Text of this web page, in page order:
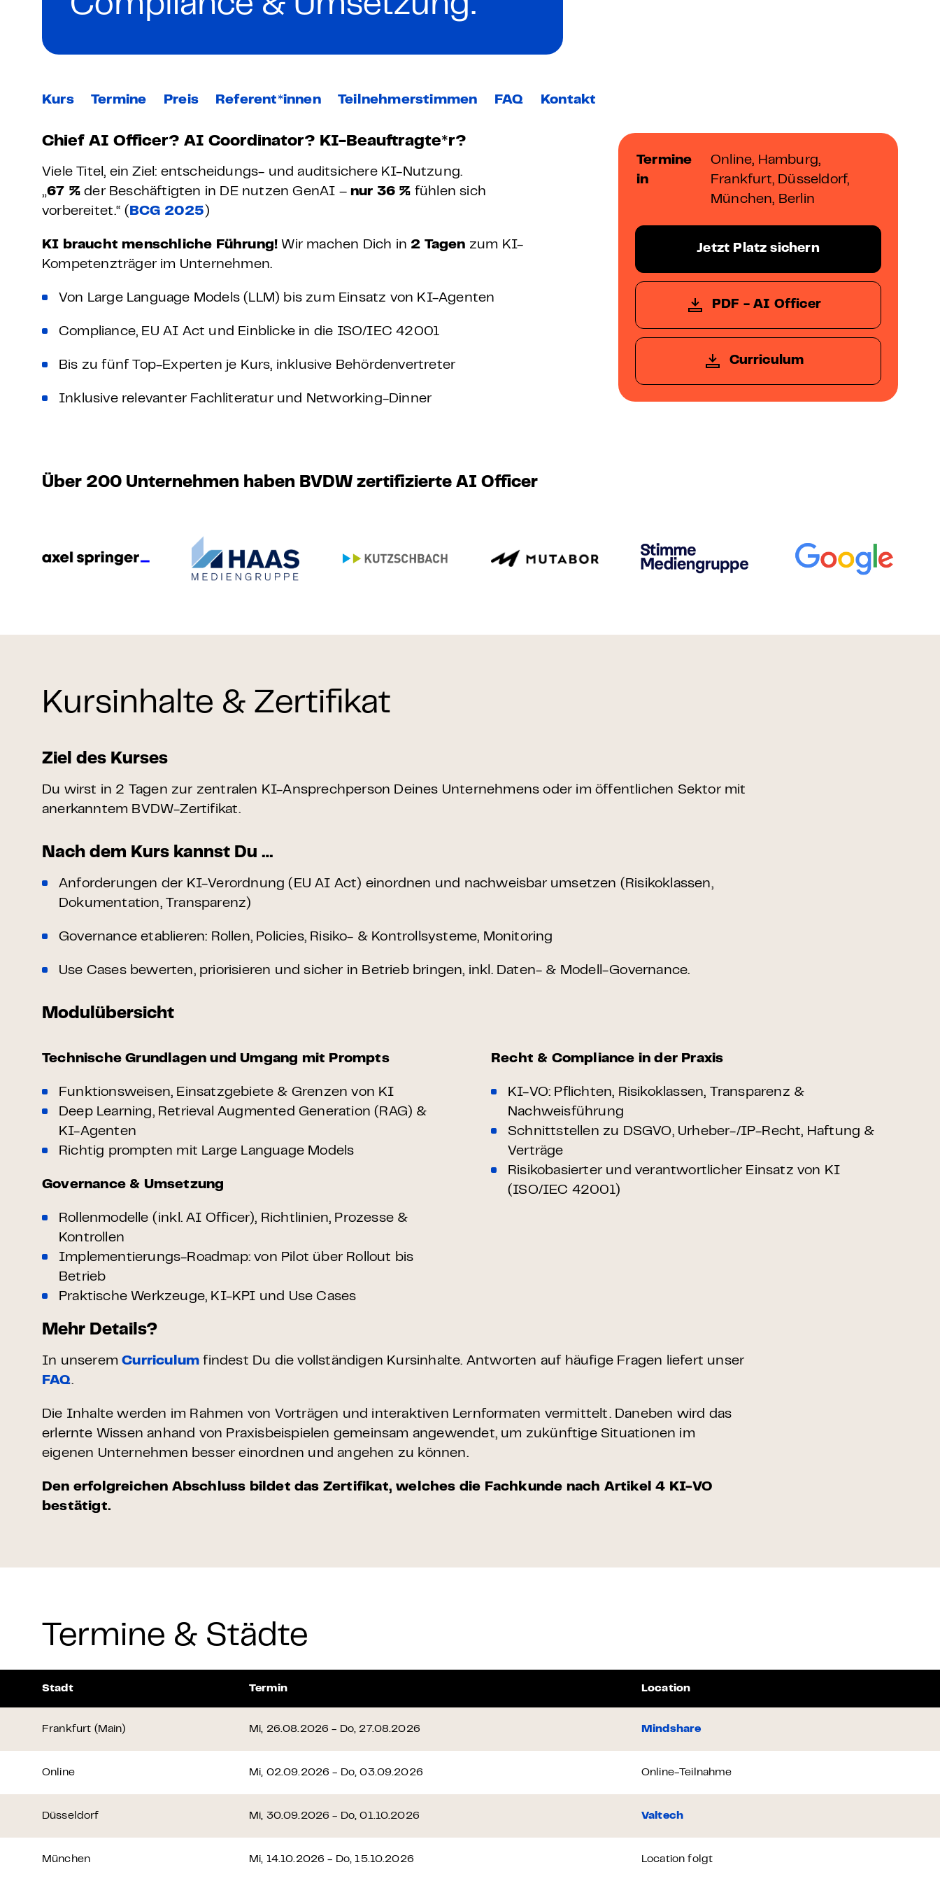
Weitere
Product Design Bootcamp
Product Management Bootcamp
Compliance & Umsetzung.
Kurs Termine Preis Referent*innen Teilnehmerstimmen FAQ Kontakt
Chief AI Officer? AI Coordinator? KI-Beauftragte*r?
Viele Titel, ein Ziel: entscheidungs- und auditsichere KI-Nutzung.
„67 % der Beschäftigten in DE nutzen GenAI –nur 36 % fühlen sich
vorbereitet.“ ( BCG 2025 )
KI braucht menschliche Führung! Wir machen Dich in 2 Tagen zum KI-
Kompetenzträger im Unternehmen.
Von Large Language Models (LLM) bis zum Einsatz von KI-Agenten
Compliance, EU AI Act und Einblicke in die ISO/IEC 42001
Bis zu fünf Top-Experten je Kurs, inklusive Behördenvertreter
Inklusive relevanter Fachliteratur und Networking-Dinner
Termine
in
Online, Hamburg,
Frankfurt, Düsseldorf,
München, Berlin
Jetzt Platz sichern
PDF - AI Officer
Curriculum
Über 200 Unternehmen haben BVDW zertifizierte AI Officer
Kursinhalte & Zertifikat
Ziel des Kurses
Du wirst in 2 Tagen zur zentralen KI-Ansprechperson Deines Unternehmens oder im öffentlichen Sektor mit
anerkanntem BVDW-Zertifikat.
Nach dem Kurs kannst Du …
Anforderungen der KI-Verordnung (EU AI Act) einordnen und nachweisbar umsetzen (Risikoklassen,
Dokumentation, Transparenz)
Governance etablieren: Rollen, Policies, Risiko- & Kontrollsysteme, Monitoring
Use Cases bewerten, priorisieren und sicher in Betrieb bringen, inkl. Daten- & Modell-Governance.
Modulübersicht
Technische Grundlagen und Umgang mit Prompts
Funktionsweisen, Einsatzgebiete & Grenzen von KI
Deep Learning, Retrieval Augmented Generation (RAG) &
KI-Agenten
Richtig prompten mit Large Language Models
Governance & Umsetzung
Rollenmodelle (inkl. AI Officer), Richtlinien, Prozesse &
Kontrollen
Implementierungs-Roadmap: von Pilot über Rollout bis
Betrieb
Praktische Werkzeuge, KI-KPI und Use Cases
Recht & Compliance in der Praxis
KI-VO: Pflichten, Risikoklassen, Transparenz &
Nachweisführung
Schnittstellen zu DSGVO, Urheber-/IP-Recht, Haftung &
Verträge
Risikobasierter und verantwortlicher Einsatz von KI
(ISO/IEC 42001)
Mehr Details?
In unseremCurriculum findest Du die vollständigen Kursinhalte. Antworten auf häufige Fragen liefert unser
FAQ.
Die Inhalte werden im Rahmen von Vorträgen und interaktiven Lernformaten vermittelt. Daneben wird das
erlernte Wissen anhand von Praxisbeispielen gemeinsam angewendet, um zukünftige Situationen im
eigenen Unternehmen besser einordnen und angehen zu können.
Den erfolgreichen Abschluss bildet das Zertifikat, welches die Fachkunde nach Artikel 4 KI-VO
bestätigt.
Termine & Städte
Stadt Termin Location
Frankfurt (Main) Mi, 26.08.2026 - Do, 27.08.2026 Mindshare
Online Mi, 02.09.2026 - Do, 03.09.2026 Online-Teilnahme
Düsseldorf Mi, 30.09.2026 - Do, 01.10.2026 Valtech
München Mi, 14.10.2026 - Do, 15.10.2026 Location folgt